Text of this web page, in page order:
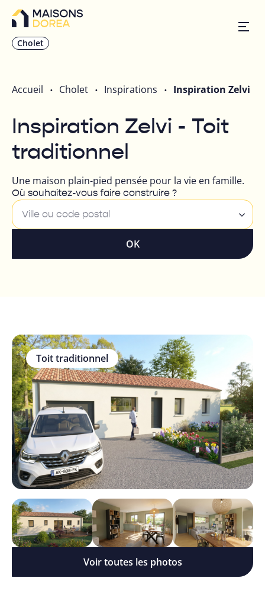
Cholet
Nos offres
Prendre RDV
Accueil Cholet Inspirations Inspiration Zelvi
Inspiration Zelvi - Toit
traditionnel
Une maison plain-pied pensée pour la vie en famille.
Où souhaitez-vous faire construire ?
Ville ou code postal
OK
Toit traditionnel
Voir toutes les photos